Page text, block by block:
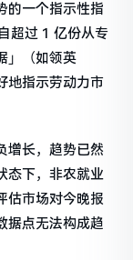
的一个指示性指
超过 1 亿份从专
」（如领英
地指示劳动力市
增长，趋势已然
态下，非农就业
估市场对今晚报
据点无法构成趋